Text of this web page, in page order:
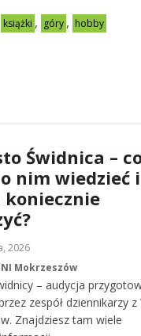
książki , góry , hobby
Świdnica –
nim wiedzieć
koniecznie
2026
Mokrzeszów
– audycja
zespół dziennikarzy z
Znajdziesz tam wiele